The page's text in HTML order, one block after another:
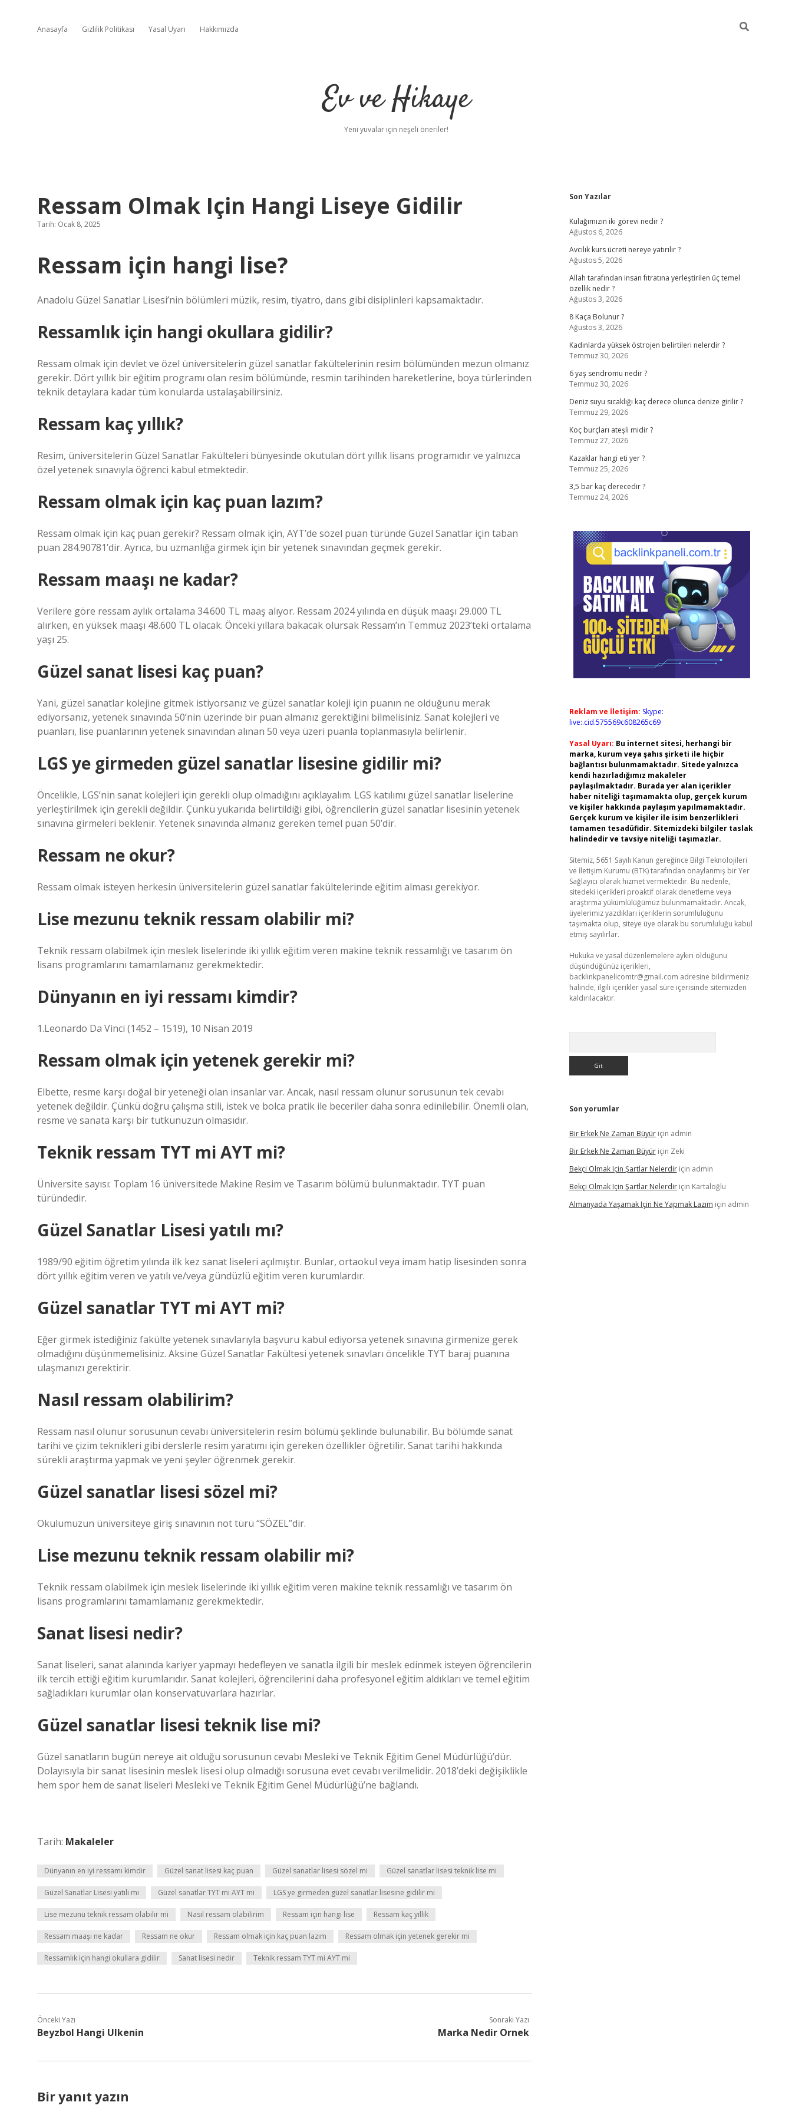
Anasayfa Gizlilik Politikası Yasal Uyarı Hakkımızda
Ev ve Hikaye
Yeni yuvalar için neşeli öneriler!
Ressam Olmak Için Hangi Liseye Gidilir
Tarih: Ocak 8, 2025
Ressam için hangi lise?
Anadolu Güzel Sanatlar Lisesi’nin bölümleri müzik, resim, tiyatro, dans gibi disiplinleri kapsamaktadır.
Ressamlık için hangi okullara gidilir?
Ressam olmak için devlet ve özel üniversitelerin güzel sanatlar fakültelerinin resim bölümünden mezun olmanız
gerekir. Dört yıllık bir eğitim programı olan resim bölümünde, resmin tarihinden hareketlerine, boya türlerinden
teknik detaylara kadar tüm konularda ustalaşabilirsiniz.
Ressam kaç yıllık?
Resim, üniversitelerin Güzel Sanatlar Fakülteleri bünyesinde okutulan dört yıllık lisans programıdır ve yalnızca
özel yetenek sınavıyla öğrenci kabul etmektedir.
Ressam olmak için kaç puan lazım?
Ressam olmak için kaç puan gerekir? Ressam olmak için, AYT’de sözel puan türünde Güzel Sanatlar için taban
puan 284.90781’dir. Ayrıca, bu uzmanlığa girmek için bir yetenek sınavından geçmek gerekir.
Ressam maaşı ne kadar?
Verilere göre ressam aylık ortalama 34.600 TL maaş alıyor. Ressam 2024 yılında en düşük maaşı 29.000 TL
alırken, en yüksek maaşı 48.600 TL olacak. Önceki yıllara bakacak olursak Ressam’ın Temmuz 2023’teki ortalama
yaşı 25.
Güzel sanat lisesi kaç puan?
Yani, güzel sanatlar kolejine gitmek istiyorsanız ve güzel sanatlar koleji için puanın ne olduğunu merak
ediyorsanız, yetenek sınavında 50’nin üzerinde bir puan almanız gerektiğini bilmelisiniz. Sanat kolejleri ve
puanları, lise puanlarının yetenek sınavından alınan 50 veya üzeri puanla toplanmasıyla belirlenir.
LGS ye girmeden güzel sanatlar lisesine gidilir mi?
Öncelikle, LGS’nin sanat kolejleri için gerekli olup olmadığını açıklayalım. LGS katılımı güzel sanatlar liselerine
yerleştirilmek için gerekli değildir. Çünkü yukarıda belirtildiği gibi, öğrencilerin güzel sanatlar lisesinin yetenek
sınavına girmeleri beklenir. Yetenek sınavında almanız gereken temel puan 50’dir.
Ressam ne okur?
Ressam olmak isteyen herkesin üniversitelerin güzel sanatlar fakültelerinde eğitim alması gerekiyor.
Lise mezunu teknik ressam olabilir mi?
Teknik ressam olabilmek için meslek liselerinde iki yıllık eğitim veren makine teknik ressamlığı ve tasarım ön
lisans programlarını tamamlamanız gerekmektedir.
Dünyanın en iyi ressamı kimdir?
1.Leonardo Da Vinci (1452 – 1519), 10 Nisan 2019
Ressam olmak için yetenek gerekir mi?
Elbette, resme karşı doğal bir yeteneği olan insanlar var. Ancak, nasıl ressam olunur sorusunun tek cevabı
yetenek değildir. Çünkü doğru çalışma stili, istek ve bolca pratik ile beceriler daha sonra edinilebilir. Önemli olan,
resme ve sanata karşı bir tutkunuzun olmasıdır.
Teknik ressam TYT mi AYT mi?
Üniversite sayısı: Toplam 16 üniversitede Makine Resim ve Tasarım bölümü bulunmaktadır. TYT puan
türündedir.
Güzel Sanatlar Lisesi yatılı mı?
1989/90 eğitim öğretim yılında ilk kez sanat liseleri açılmıştır. Bunlar, ortaokul veya imam hatip lisesinden sonra
dört yıllık eğitim veren ve yatılı ve/veya gündüzlü eğitim veren kurumlardır.
Güzel sanatlar TYT mi AYT mi?
Eğer girmek istediğiniz fakülte yetenek sınavlarıyla başvuru kabul ediyorsa yetenek sınavına girmenize gerek
olmadığını düşünmemelisiniz. Aksine Güzel Sanatlar Fakültesi yetenek sınavları öncelikle TYT baraj puanına
ulaşmanızı gerektirir.
Nasıl ressam olabilirim?
Ressam nasıl olunur sorusunun cevabı üniversitelerin resim bölümü şeklinde bulunabilir. Bu bölümde sanat
tarihi ve çizim teknikleri gibi derslerle resim yaratımı için gereken özellikler öğretilir. Sanat tarihi hakkında
sürekli araştırma yapmak ve yeni şeyler öğrenmek gerekir.
Güzel sanatlar lisesi sözel mi?
Okulumuzun üniversiteye giriş sınavının not türü “SÖZEL”dir.
Lise mezunu teknik ressam olabilir mi?
Teknik ressam olabilmek için meslek liselerinde iki yıllık eğitim veren makine teknik ressamlığı ve tasarım ön
lisans programlarını tamamlamanız gerekmektedir.
Sanat lisesi nedir?
Sanat liseleri, sanat alanında kariyer yapmayı hedefleyen ve sanatla ilgili bir meslek edinmek isteyen öğrencilerin
ilk tercih ettiği eğitim kurumlarıdır. Sanat kolejleri, öğrencilerini daha profesyonel eğitim aldıkları ve temel eğitim
sağladıkları kurumlar olan konservatuvarlara hazırlar.
Güzel sanatlar lisesi teknik lise mi?
Güzel sanatların bugün nereye ait olduğu sorusunun cevabı Mesleki ve Teknik Eğitim Genel Müdürlüğü’dür.
Dolayısıyla bir sanat lisesinin meslek lisesi olup olmadığı sorusuna evet cevabı verilmelidir. 2018’deki değişiklikle
hem spor hem de sanat liseleri Mesleki ve Teknik Eğitim Genel Müdürlüğü’ne bağlandı.
Tarih: Makaleler
Dünyanın en iyi ressamı kimdir Güzel sanat lisesi kaç puan Güzel sanatlar lisesi sözel mi Güzel sanatlar lisesi teknik lise mi
Güzel Sanatlar Lisesi yatılı mı Güzel sanatlar TYT mi AYT mi LGS ye girmeden güzel sanatlar lisesine gidilir mi
Lise mezunu teknik ressam olabilir mi Nasıl ressam olabilirim Ressam için hangi lise Ressam kaç yıllık
Ressam maaşı ne kadar Ressam ne okur Ressam olmak için kaç puan lazım Ressam olmak için yetenek gerekir mi
Ressamlık için hangi okullara gidilir Sanat lisesi nedir Teknik ressam TYT mi AYT mi
Önceki Yazı
Beyzbol Hangi Ulkenin
Sonraki Yazı
Marka Nedir Ornek
Bir yanıt yazın
Sidebar
Son Yazılar
Kulağımızın iki görevi nedir ?
Ağustos 6, 2026
Avcılık kurs ücreti nereye yatırılır ?
Ağustos 5, 2026
Allah tarafından insan fıtratına yerleştirilen üç temel
özellik nedir ?
Ağustos 3, 2026
8 Kaça Bolunur ?
Ağustos 3, 2026
Kadınlarda yüksek östrojen belirtileri nelerdir ?
Temmuz 30, 2026
6 yaş sendromu nedir ?
Temmuz 30, 2026
Deniz suyu sıcaklığı kaç derece olunca denize girilir ?
Temmuz 29, 2026
Koç burçları ateşli midir ?
Temmuz 27, 2026
Kazaklar hangi eti yer ?
Temmuz 25, 2026
3,5 bar kaç derecedir ?
Temmuz 24, 2026
Reklam ve İletişim: Skype:
live:.cid.575569c608265c69
Yasal Uyarı: Bu internet sitesi, herhangi bir
marka, kurum veya şahıs şirketi ile hiçbir
bağlantısı bulunmamaktadır. Sitede yalnızca
kendi hazırladığımız makaleler
paylaşılmaktadır. Burada yer alan içerikler
haber niteliği taşımamakta olup, gerçek kurum
ve kişiler hakkında paylaşım yapılmamaktadır.
Gerçek kurum ve kişiler ile isim benzerlikleri
tamamen tesadüfidir. Sitemizdeki bilgiler taslak
halindedir ve tavsiye niteliği taşımazlar.
Sitemiz, 5651 Sayılı Kanun gereğince Bilgi Teknolojileri
ve İletişim Kurumu (BTK) tarafından onaylanmış bir Yer
Sağlayıcı olarak hizmet vermektedir. Bu nedenle,
sitedeki içerikleri proaktif olarak denetleme veya
araştırma yükümlülüğümüz bulunmamaktadır. Ancak,
üyelerimiz yazdıkları içeriklerin sorumluluğunu
taşımakta olup, siteye üye olarak bu sorumluluğu kabul
etmiş sayılırlar.
Hukuka ve yasal düzenlemelere aykırı olduğunu
düşündüğünüz içerikleri,
backlinkpanelicomtr@gmail.com adresine bildirmeniz
halinde, ilgili içerikler yasal süre içerisinde sitemizden
kaldırılacaktır.
Son yorumlar
Bir Erkek Ne Zaman Büyüriçin admin
Bir Erkek Ne Zaman Büyüriçin Zeki
Bekçi Olmak Için Şartlar Nelerdiriçin admin
Bekçi Olmak Için Şartlar Nelerdiriçin Kartaloğlu
Almanyada Yaşamak Için Ne Yapmak Lazım için admin